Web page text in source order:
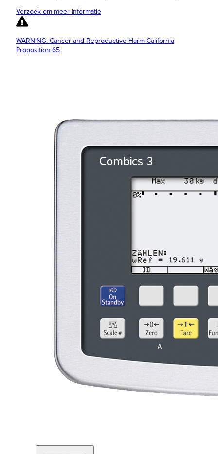
Verzoek om meer informatie
WARNING: Cancer and Reproductive Harm California
Proposition 65